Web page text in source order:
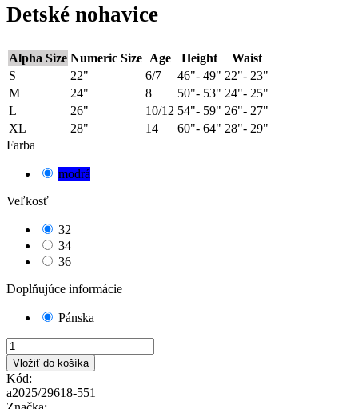
Detské nohavice
Alpha Size Numeric Size Age Height
Waist
S
22" 6/7 46"- 49" 22"- 23"
M
24" 8 50"- 53" 24"- 25"
L
26" 10/12 54"- 59" 26"- 27"
XL
28" 14 60"- 64" 28"- 29"
Farba
modrá
Veľkosť
32
34
36
Doplňujúce informácie
Pánska
Vložiť do košíka
Kód:
a2025/29618-551